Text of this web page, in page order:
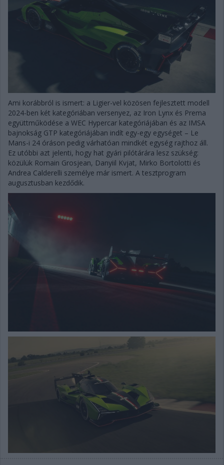
Ami korábbról is ismert: a Ligier-vel közösen fejlesztett modell
2024-ben két kategóriában versenyez, az Iron Lynx és Prema
együttműködése a WEC Hypercar kategóriájában és az IMSA
bajnokság GTP kategóriájában indít egy-egy egységet – Le
Mans-i 24 óráson pedig várhatóan mindkét egység rajthoz áll.
Ez utóbbi azt jelenti, hogy hat gyári pilótárára lesz szükség:
közülük Romain Grosjean, Danyiil Kvjat, Mirko Bortolotti és
Andrea Calderelli személye már ismert. A tesztprogram
augusztusban kezdődik.